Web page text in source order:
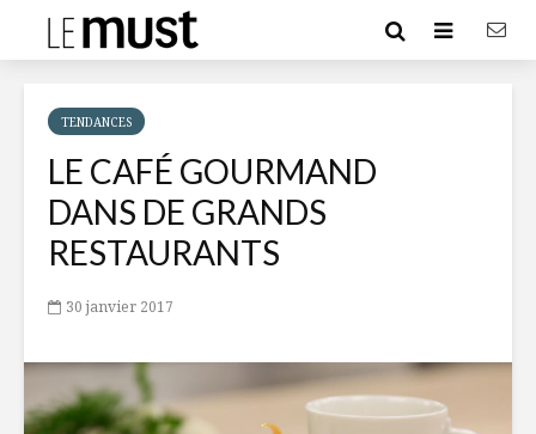
TENDANCES
LE CAFÉ GOURMAND
DANS DE GRANDS
RESTAURANTS
30 janvier 2017